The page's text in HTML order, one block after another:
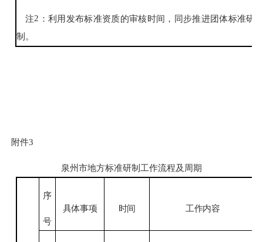
注2 ： 利用发布标准资质的审核时间，同步推进团体标准研
制。
附件3
泉州市地方标准研制工作流程及周期
序
号
具体事项 时间 工作内容